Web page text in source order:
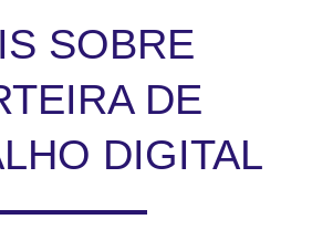
SOBRE
DE
DIGITAL